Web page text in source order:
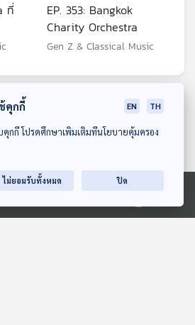
สาธารณะแห่งประเทศไทย
ที่
EP. 353: Bangkok
Charity Orchestra
Gen Z & Classical Music
คุกกี้ EN TH
คุกกี้ โปรดศึกษาเพิ่มเติมที่นโยบายคุ้มครอง
ไม่ยอมรับทั้งหมด ปิด